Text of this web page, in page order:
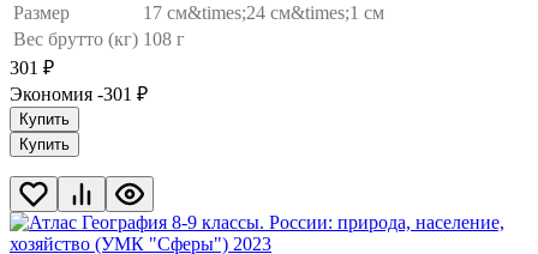
Размер
17 см&times;24 см&times;1 см
Вес брутто (кг) 108 г
301 ₽
Экономия -301 ₽
Купить
Купить